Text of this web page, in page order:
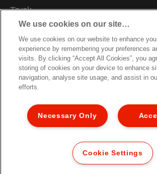
Tryck
Hantera mina uppgifter
Kundservice
Karriärer
Vägledning för återvinning av
Garantivillkor
Försäkran om överensstämmelse
Webbplatskarta
© 2026 ACCO Brands. All Rights
We use cookies on our site…
We use cookies on our website to enhance
experience by remembering your preferences
visits. By clicking “Accept All Cookies”, you
storing of cookies on your device to enhance
navigation, analyse site usage, and assist in
efforts.
Necessary Only
Cookie Settings